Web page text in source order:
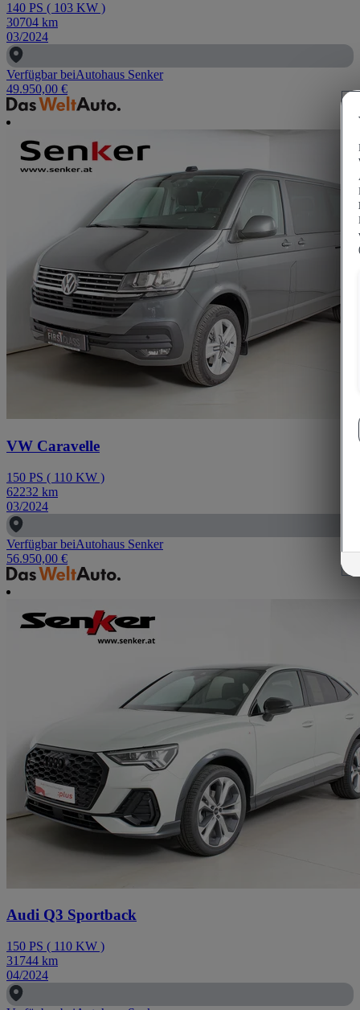
140 PS ( 103 KW )
30704 km
03/2024
Verfügbar beiAutohaus Senker
49.950,00 €
VW Caravelle
150 PS ( 110 KW )
62232 km
03/2024
Verfügbar beiAutohaus Senker
56.950,00 €
Audi Q3 Sportback
150 PS ( 110 KW )
31744 km
04/2024